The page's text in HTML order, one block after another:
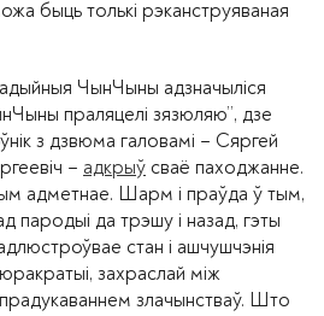
быць толькі рэканструяваная
ЧынЧыны адзначыліся
праляцелі зязюляю”, дзе
з дзвюма галовамі – Сяргей
– адкрыў сваё паходжанне.
адметнае. Шарм і праўда ў тым,
да трэшу і назад, гэты
стан і ашчушчэнія
захраслай між
злачынстваў. Што